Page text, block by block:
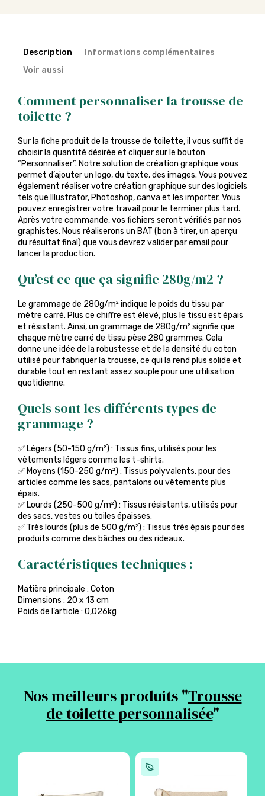
Description
Informations complémentaires
Voir aussi
Comment personnaliser la trousse de
toilette ?
Sur la fiche produit de la trousse de toilette, il vous suffit de
choisir la quantité désirée et cliquer sur le bouton
“Personnaliser”. Notre solution de création graphique vous
permet d’ajouter un logo, du texte, des images. Vous pouvez
également réaliser votre création graphique sur des logiciels
tels que Illustrator, Photoshop, canva et les importer. Vous
pouvez enregistrer votre travail pour le terminer plus tard.
Après votre commande, vos fichiers seront vérifiés par nos
graphistes. Nous réaliserons un BAT (bon à tirer, un aperçu
du résultat final) que vous devrez valider par email pour
lancer la production.
Qu’est ce que ça signifie 280g/m2 ?
Le grammage de 280g/m² indique le poids du tissu par
mètre carré. Plus ce chiffre est élevé, plus le tissu est épais
et résistant. Ainsi, un grammage de 280g/m² signifie que
chaque mètre carré de tissu pèse 280 grammes. Cela
donne une idée de la robustesse et de la densité du coton
utilisé pour fabriquer la trousse, ce qui la rend plus solide et
durable tout en restant assez souple pour une utilisation
quotidienne.
Quels sont les différents types de
grammage ?
✅ Légers (50-150 g/m²) : Tissus fins, utilisés pour les
vêtements légers comme les t-shirts.
✅ Moyens (150-250 g/m²) : Tissus polyvalents, pour des
articles comme les sacs, pantalons ou vêtements plus
épais.
✅ Lourds (250-500 g/m²) : Tissus résistants, utilisés pour
des sacs, vestes ou toiles épaisses.
✅ Très lourds (plus de 500 g/m²) : Tissus très épais pour des
produits comme des bâches ou des rideaux.
Caractéristiques techniques :
Matière principale : Coton
Dimensions : 20 x 13 cm
Poids de l’article : 0,026kg
Nos meilleurs produits "Trousse
de toilette personnalisée"